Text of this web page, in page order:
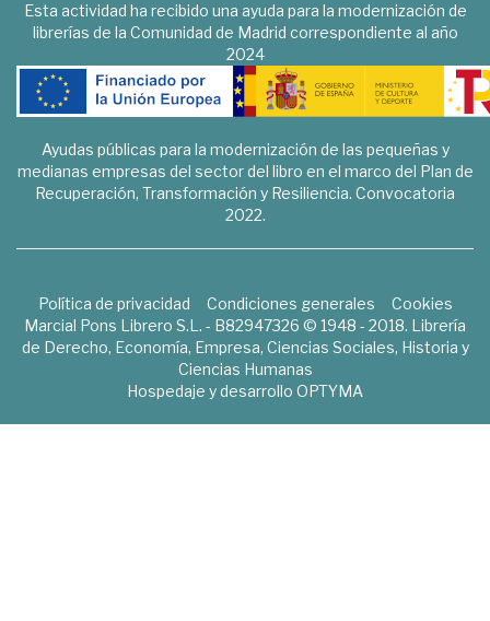
Esta actividad ha recibido una ayuda para la modernización de
librerías de la Comunidad de Madrid correspondiente al año
2024
Ayudas públicas para la modernización de las pequeñas y
medianas empresas del sector del libro en el marco del Plan de
Recuperación, Transformación y Resiliencia. Convocatoria
2022.
Política de privacidad Condiciones generales
Cookies
Marcial Pons Librero S.L. - B82947326 © 1948 - 2018. Librería
de Derecho, Economía, Empresa, Ciencias Sociales, Historia y
Ciencias Humanas
Hospedaje y desarrollo OPTYMA